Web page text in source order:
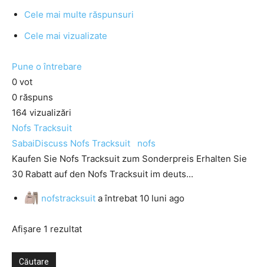
Cele mai multe răspunsuri
Cele mai vizualizate
Pune o întrebare
0 vot
0 răspuns
164 vizualizări
Nofs Tracksuit
SabaiDiscuss Nofs Tracksuit
nofs
Kaufen Sie Nofs Tracksuit zum Sonderpreis Erhalten Sie
30 Rabatt auf den Nofs Tracksuit im deuts...
nofstracksuit a întrebat 10 luni ago
Afișare 1 rezultat
Căutare